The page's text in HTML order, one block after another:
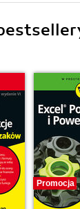
Promocja